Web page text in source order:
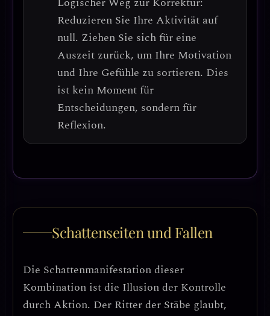
Reduzieren Sie Ihre Aktivität auf
null. Ziehen Sie sich für eine
Auszeit zurück, um Ihre Motivation
und Ihre Gefühle zu sortieren. Dies
ist kein Moment für
Entscheidungen, sondern für
Reflexion.
Schattenseiten und Fallen
Die Schattenmanifestation dieser
Kombination ist die Illusion der Kontrolle
durch Aktion. Der Ritter der Stäbe glaubt,